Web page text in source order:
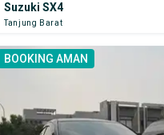
Suzuki SX4
Tanjung Barat
BOOKING AMAN